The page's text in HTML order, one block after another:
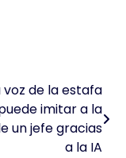
voz de la estafa
imitar a la
un jefe gracias
a la IA